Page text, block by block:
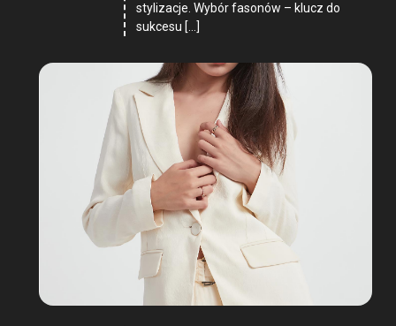
stylizacje. Wybór fasonów – klucz do
sukcesu […]